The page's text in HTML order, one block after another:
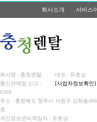
회사소개 서비스
회사명 : 충청렌탈 대표 : 유호상
통신판매업 신고 :
[사업자정보확인]
0369
주소 : 충청북도 청주시 서원구 성화동
호
개인정보관리책임자 : 유호상